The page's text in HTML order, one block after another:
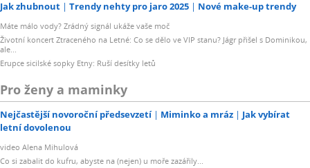
Jak zhubnout Trendy nehty pro jaro 2025 Nové make-up trendy
Máte málo vody? Zrádný signál ukáže vaše moč
Životní koncert Ztraceného na Letné: Co se dělo ve VIP stanu? Jágr přišel s Dominikou,
ale...
Erupce sicilské sopky Etny: Ruší desítky letů
Pro ženy a maminky
Nejčastější novoroční předsevzetí Miminko a mráz
Jak vybírat
letní dovolenou
video Alena Mihulová
Co si zabalit do kufru, abyste na (nejen) u moře zazářily...